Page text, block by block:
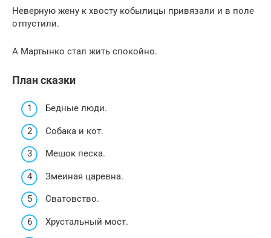
Неверную жену к хвосту кобылицы привязали и в поле
отпустили.
А Мартынко стал жить спокойно.
План сказки
Бедные люди.
Собака и кот.
Мешок песка.
Змеиная царевна.
Сватовство.
Хрустальный мост.